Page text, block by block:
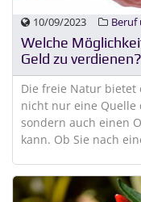
10/09/2023 Beruf
Welche
Geld zu verdienen?
Die freie Natur bietet
nicht nur eine Quelle
sondern auch einen
kann. Ob Sie nach